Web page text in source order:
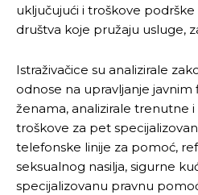
uključujući i troškove
društva koje pružaju usluge,
Istraživačice su analizirale
odnose na upravljanje javnim
ženama, analizirale trenutne
troškove za pet
telefonske linije za pomoć,
seksualnog nasilja, sigurne
specijalizovanu pravnu